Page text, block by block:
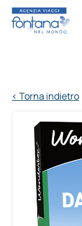
< Torna indietro